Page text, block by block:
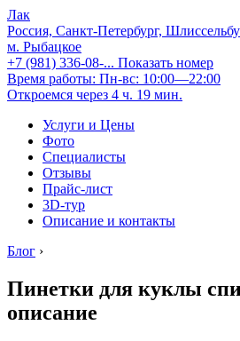
Лак
Россия, Санкт-Петербург,
м. Рыбацкое
+7 (981) 336-08-... Показать номер
Время работы: Пн-вс: 10:00—22:00
Откроемся через 4 ч. 19 мин.
Услуги и Цены
Фото
Специалисты
Отзывы
Прайс-лист
3D-тур
Описание и контакты
Блог ›
Пинетки для куклы
описание